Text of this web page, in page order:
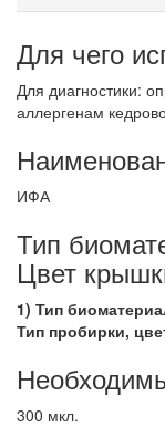
Для чего
Для диагностики:
аллергенам
ИФА
Тип
Цвет
1) Тип
Тип пробирки,
300 мкл.